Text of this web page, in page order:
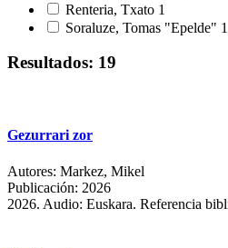
Renteria, Txato 1
Soraluze, Tomas "Epelde" 1
Resultados: 19
Gezurrari zor
Autores: Markez, Mikel
Publicación: 2026
2026. Audio: Euskara. Referencia